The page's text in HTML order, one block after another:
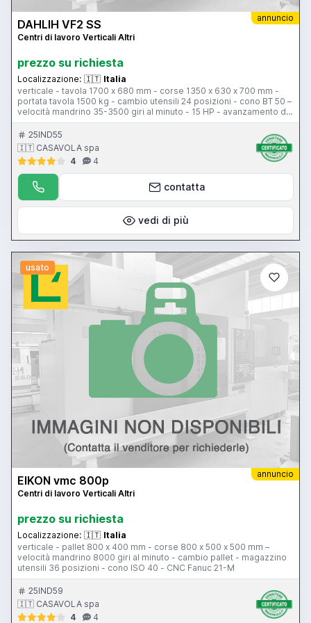
annuncio
DAHLIH VF2 SS
Centri di lavoro Verticali Altri
prezzo su richiesta
Localizzazione: 🇮🇹 Italia
verticale - tavola 1700 x 680 mm - corse 1350 x 630 x 700 mm -
portata tavola 1500 kg - cambio utensili 24 posizioni - cono BT 50 –
velocità mandrino 35-3500 giri al minuto - 15 HP - avanzamento di
lavoro 1-4000 mm al minuto - avanzamento rapido 10000 mm al
minuto - CNC Fanuc 0-MC
25IND55
🇮🇹 CASAVOLA spa
4
4
contatta
vedi di più
usato
annuncio
EIKON vmc 800p
Centri di lavoro Verticali Altri
prezzo su richiesta
Localizzazione: 🇮🇹 Italia
verticale - pallet 800 x 400 mm - corse 800 x 500 x 500 mm –
velocità mandrino 8000 giri al minuto - cambio pallet - magazzino
utensili 36 posizioni - cono ISO 40 - CNC Fanuc 21-M
25IND59
🇮🇹 CASAVOLA spa
4
4